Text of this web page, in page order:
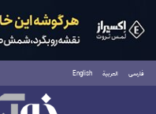
فارسی العربية English
یکشنبه ۱۸ مرداد ۱۴۰۵